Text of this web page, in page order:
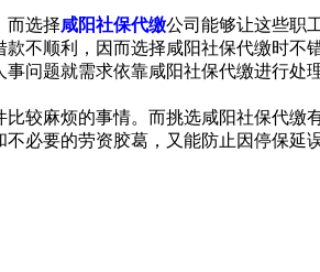
而选择咸阳社保代缴公司能够让这些职
不顺利，因而选择咸阳社保代缴时不错
题就需求依靠咸阳社保代缴进行处
麻烦的事情。而挑选咸阳社保代缴
必要的劳资胶葛，又能防止因停保延